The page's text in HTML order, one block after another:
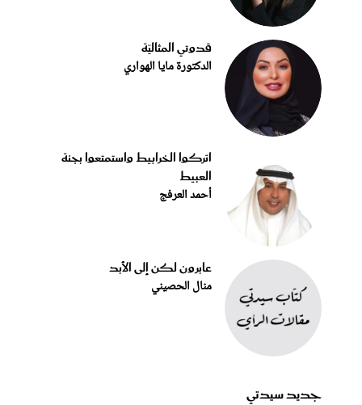
قدوتي المثاليّة
الدكتورة مايا الهواري
اتركوا الخرابيط واستمتعوا بجنة
العبيط
أحمد العرفج
عابرون لكن إلى الأبد
منال الحصيني
جديد سيدتي